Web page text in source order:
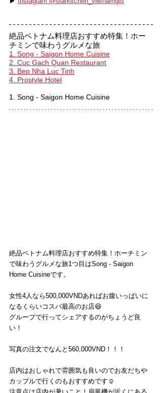
絶品ベトナム料理店おすすめ特集！ホー
チミンで味わうグルメな旅
1. Song - Saigon Home Cuisine
2. Cuc Gach Quan Restaurant
3. Bep Nha Luc Tinh
4. Prostyle Hotel
1. Song - Saigon Home Cuisine
絶品ベトナム料理店おすすめ特集！ホーチミン
で味わうグルメな旅1つ目はSong - Saigon
Home Cuisineです。
女性4人なら500,000VNDあればお腹いっぱいに
なるくらいコスパ最高のお店😆
グループで行ってシェアするのがちょうど良
い！
写真の注文でなんと560,000VND！！！
店内はおしゃれで雰囲気も良いのでお友だちや
カップルで行くのもおすすめです☺️